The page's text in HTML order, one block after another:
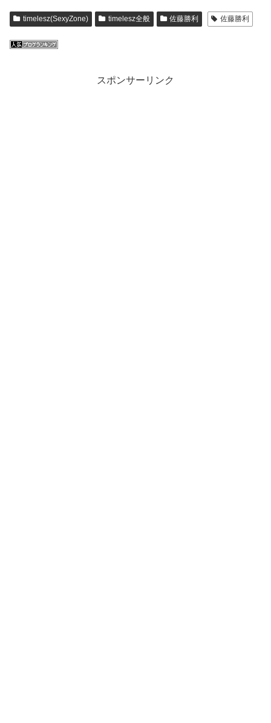
timelesz(SexyZone) timelesz全般 佐藤勝利 佐藤勝利
スポンサーリンク